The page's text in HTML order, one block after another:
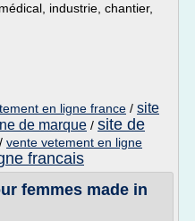
industrie, chantier,
en ligne france / site
de marque / site de
/ vente vetement en ligne
francais
femmes made in